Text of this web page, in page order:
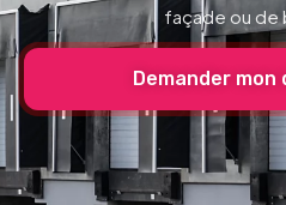
façade ou de
Demander